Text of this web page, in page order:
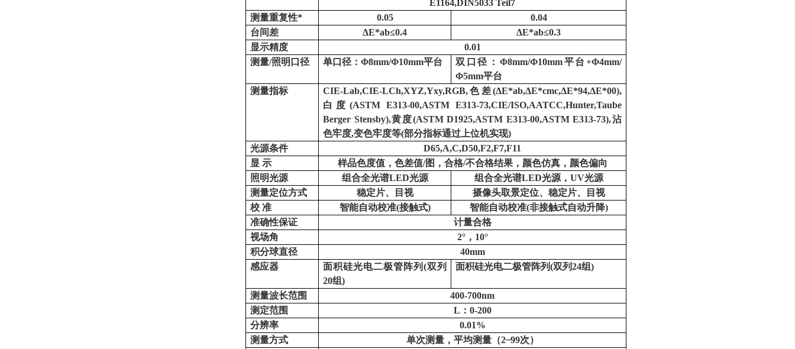
E1164,DIN5033 Teil7
测量重复性* 0.05
0.04
台间差
ΔE*ab≤0.4
ΔE*ab≤0.3
显示精度
0.01
测量/照明口径 单口径： Φ8mm/Φ10mm平台 双口径： Φ8mm/Φ10mm平台+Φ4mm/
Φ5mm平台
测量指标
CIE-Lab,CIE-LCh,XYZ,Yxy,RGB,色差(ΔE*ab,ΔE*cmc,ΔE*94,ΔE*00),
白度(ASTM E313-00,ASTM E313-73,CIE/ISO,AATCC,Hunter,Taube
Berger Stensby),黄度(ASTM D1925,ASTM E313-00,ASTM E313-73),沾
色牢度,变色牢度等(部分指标通过上位机实现)
光源条件
D65,A,C,D50,F2,F7,F11
显 示 样品色度值，色差值/图，合格/不合格结果，颜色仿真，颜色偏向
照明光源
组合全光谱LED光源 组合全光谱LED光源，UV光源
测量定位方式
稳定片、目视
摄像头取景定位、稳定片、目视
校 准 智能自动校准(接触式) 智能自动校准(非接触式自动升降)
准确性保证
计量合格
视场角
2°，10°
积分球直径
40mm
感应器
面积硅光电二极管阵列 (双列
20组)
面积硅光电二极管阵列(双列24组)
测量波长范围
400-700nm
测定范围
L：0-200
分辨率
0.01%
测量方式
单次测量，平均测量（2~99次）